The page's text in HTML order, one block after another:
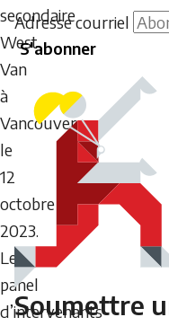
secondaire
West
Van
à
Vancouver
le
12
octobre
2023.
Le
panel
d’intervenants
Ne
saisissez
aucun
texte
dans
Adresse courriel
S'abonner
Soumettre